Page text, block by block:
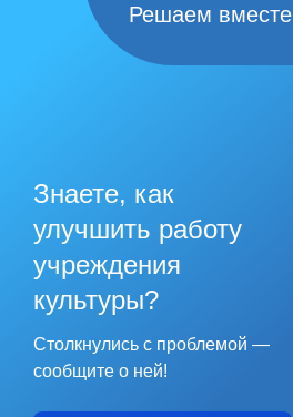
Решаем вместе
Знаете, как
улучшить работу
учреждения
культуры?
Столкнулись с проблемой —
сообщите о ней!